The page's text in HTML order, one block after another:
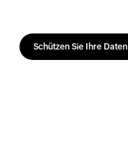
Schützen Sie Ihre Daten